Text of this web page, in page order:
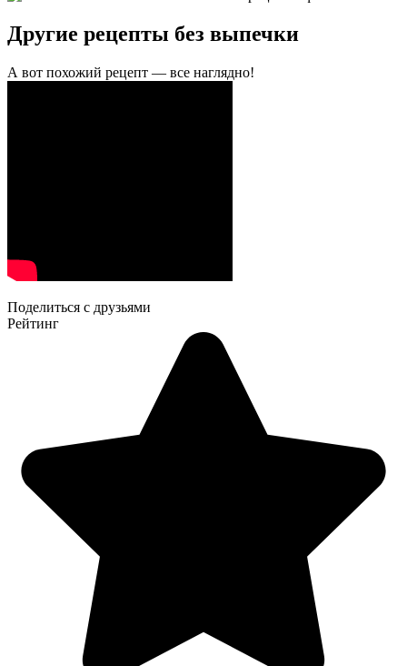
Другие рецепты без выпечки
А вот похожий рецепт — все наглядно!
Поделиться с друзьями
Рейтинг